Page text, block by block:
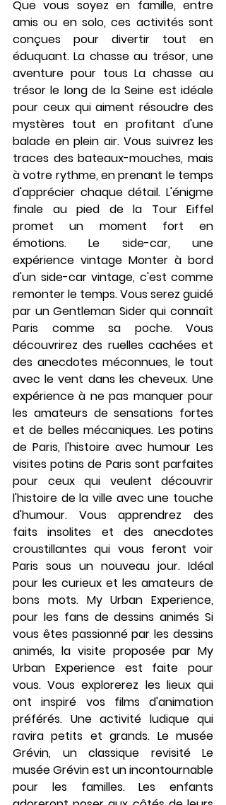
Que vous soyez en famille, entre
amis ou en solo, ces activités sont
conçues pour divertir tout en
éduquant. La chasse au trésor, une
aventure pour tous La chasse au
trésor le long de la Seine est idéale
pour ceux qui aiment résoudre des
mystères tout en profitant d'une
balade en plein air. Vous suivrez les
traces des bateaux-mouches, mais
à votre rythme, en prenant le temps
d'apprécier chaque détail. L'énigme
finale au pied de la Tour Eiffel
promet un moment fort en
émotions. Le side-car, une
expérience vintage Monter à bord
d'un side-car vintage, c'est comme
remonter le temps. Vous serez guidé
par un Gentleman Sider qui connaît
Paris comme sa poche. Vous
découvrirez des ruelles cachées et
des anecdotes méconnues, le tout
avec le vent dans les cheveux. Une
expérience à ne pas manquer pour
les amateurs de sensations fortes
et de belles mécaniques. Les potins
de Paris, l'histoire avec humour Les
visites potins de Paris sont parfaites
pour ceux qui veulent découvrir
l'histoire de la ville avec une touche
d'humour. Vous apprendrez des
faits insolites et des anecdotes
croustillantes qui vous feront voir
Paris sous un nouveau jour. Idéal
pour les curieux et les amateurs de
bons mots. My Urban Experience,
pour les fans de dessins animés Si
vous êtes passionné par les dessins
animés, la visite proposée par My
Urban Experience est faite pour
vous. Vous explorerez les lieux qui
ont inspiré vos films d'animation
préférés. Une activité ludique qui
ravira petits et grands. Le musée
Grévin, un classique revisité Le
musée Grévin est un incontournable
pour les familles. Les enfants